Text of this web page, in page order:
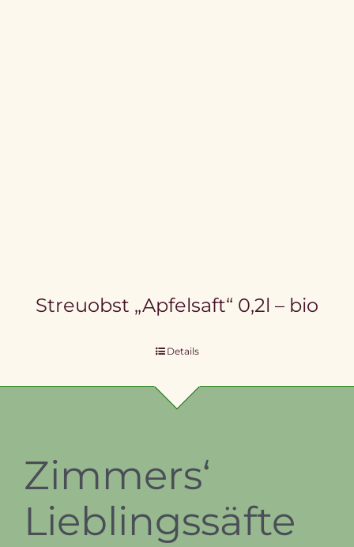
Streuobst „Apfelsaft“ 0,2l – bio
Details
Zimmers‘
Lieblingssäfte